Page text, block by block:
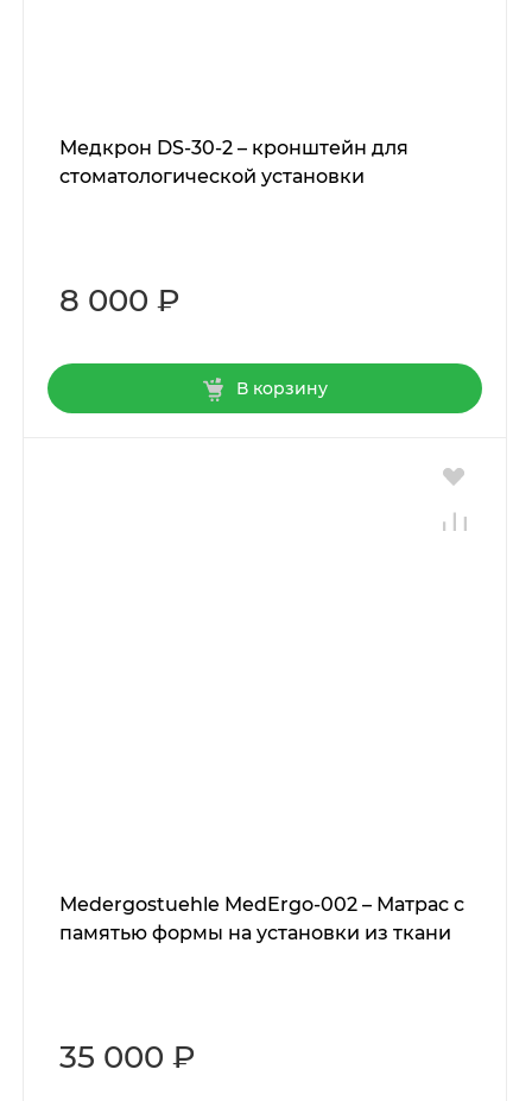
Медкрон DS-30-2 – кронштейн для
стоматологической установки
8 000 ₽
В корзину
Мedergostuehle MedErgo-002 – Матрас с
памятью формы на установки из ткани
35 000 ₽